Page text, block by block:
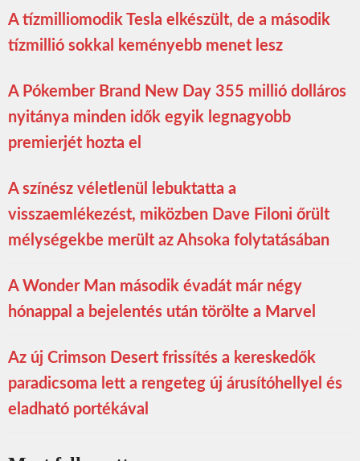
A tízmilliomodik Tesla elkészült, de a második
tízmillió sokkal keményebb menet lesz
A Pókember Brand New Day 355 millió dolláros
nyitánya minden idők egyik legnagyobb
premierjét hozta el
A színész véletlenül lebuktatta a
visszaemlékezést, miközben Dave Filoni őrült
mélységekbe merült az Ahsoka folytatásában
A Wonder Man második évadát már négy
hónappal a bejelentés után törölte a Marvel
Az új Crimson Desert frissítés a kereskedők
paradicsoma lett a rengeteg új árusítóhellyel és
eladható portékával